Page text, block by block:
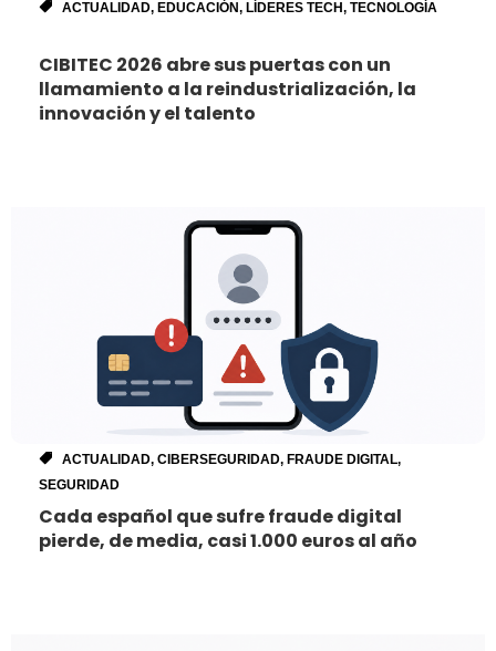
ACTUALIDAD, EDUCACIÓN, LÍDERES TECH, TECNOLOGÍA
CIBITEC 2026 abre sus puertas con un
llamamiento a la reindustrialización, la
innovación y el talento
ACTUALIDAD, CIBERSEGURIDAD, FRAUDE DIGITAL,
SEGURIDAD
Cada español que sufre fraude digital
pierde, de media, casi 1.000 euros al año